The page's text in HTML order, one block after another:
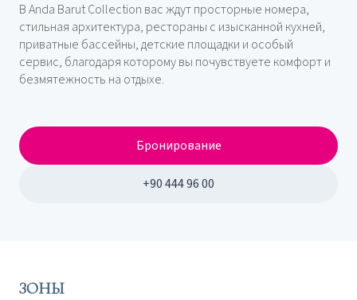
В Anda Barut Collection вас ждут просторные номера,
стильная архитектура, рестораны с изысканной кухней,
приватные бассейны, детские площадки и особый
сервис, благодаря которому вы почувствуете комфорт и
безмятежность на отдыхе.
Бронирование
+90 444 96 00
ЗОНЫ